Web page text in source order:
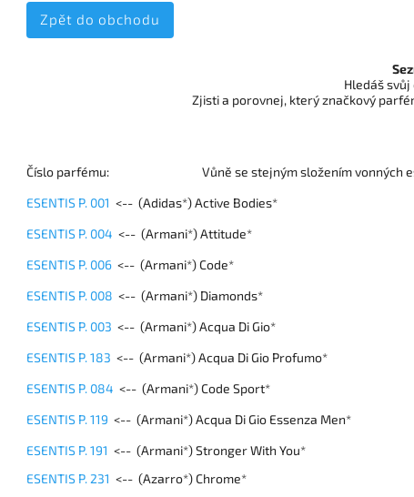
Zpět do obchodu
Hledáš
Zjisti a porovnej, který značkový
Číslo parfému: Vůně se stejným složením vonných
ESENTIS P. 001 <-- (Adidas*) Active Bodies*
ESENTIS P. 004 <-- (Armani*) Attitude*
ESENTIS P. 006 <-- (Armani*) Code*
ESENTIS P. 008 <-- (Armani*) Diamonds*
ESENTIS P. 003 <-- (Armani*) Acqua Di Gio*
ESENTIS P. 183 <-- (Armani*) Acqua Di Gio Profumo*
ESENTIS P. 084 <-- (Armani*) Code Sport*
ESENTIS P. 119 <-- (Armani*)Acqua Di Gio Essenza Men*
ESENTIS P. 191 <-- (Armani*) Stronger With You*
ESENTIS P. 231 <-- (Azarro*) Chrome*